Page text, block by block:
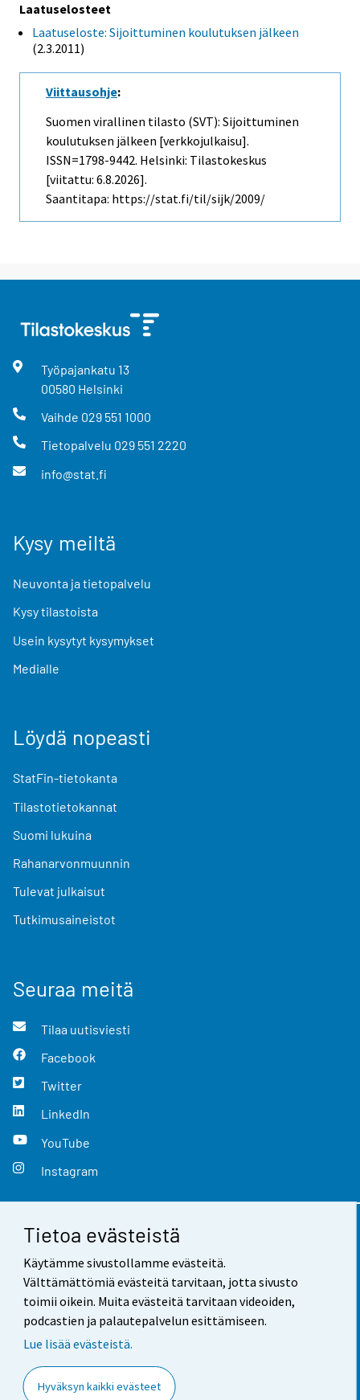
Tietoa evästeistä
Käytämme sivustollamme evästeitä.
Välttämättömiä evästeitä tarvitaan, jotta sivusto
toimii oikein. Muita evästeitä tarvitaan videoiden,
podcastien ja palautepalvelun esittämiseen.
Lue lisää evästeistä.
Hyväksyn kaikki evästeet
Laatuselosteet
Laatuseloste: Sijoittuminen koulutuksen jälkeen
(2.3.2011)
Viittausohje:
Suomen virallinen tilasto (SVT): Sijoittuminen
koulutuksen jälkeen [verkkojulkaisu].
ISSN=1798-9442. Helsinki: Tilastokeskus
[viitattu: 6.8.2026].
Saantitapa: https://stat.fi/til/sijk/2009/
Työpajankatu 13
00580 Helsinki
Vaihde 029 551 1000
Tietopalvelu 029 551 2220
info@stat.fi
Kysy meiltä
Neuvonta ja tietopalvelu
Kysy tilastoista
Usein kysytyt kysymykset
Medialle
Löydä nopeasti
StatFin-tietokanta
Tilastotietokannat
Suomi lukuina
Rahanarvonmuunnin
Tulevat julkaisut
Tutkimusaineistot
Seuraa meitä
Tilaa uutisviesti
Facebook
Twitter
LinkedIn
YouTube
Instagram
Yhteystiedot
Palaute
Käyttöehdot
Saavutettavuus